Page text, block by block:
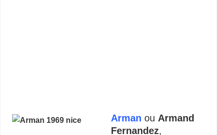
Arman ou Armand
Fernandez,